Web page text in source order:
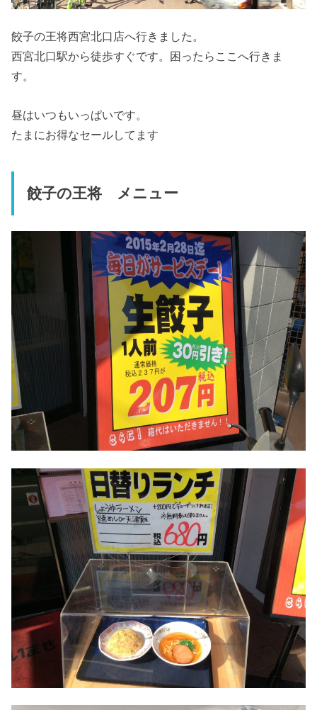
餃子の王将西宮北口店へ行きました。
西宮北口駅から徒歩すぐです。困ったらここへ行きま
す。
昼はいつもいっぱいです。
たまにお得なセールしてます
餃子の王将 メニュー